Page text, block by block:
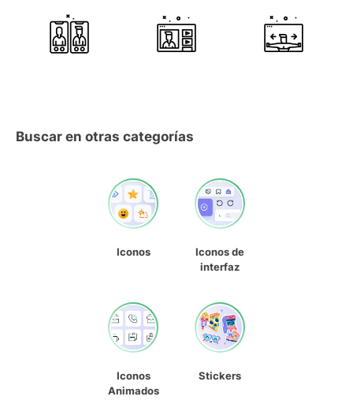
Buscar en otras categorías
Iconos
Iconos de
interfaz
Iconos
Animados
Stickers